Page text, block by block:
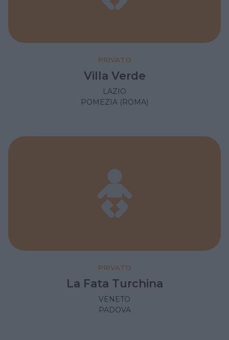
PRIVATO
Villa Verde
LAZIO
POMEZIA (ROMA)
PRIVATO
La Fata Turchina
VENETO
PADOVA